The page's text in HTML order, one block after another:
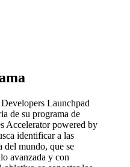
Launchpad
de su programa de
Accelerator powered by
identificar a las
del mundo, que se
avanzada y con